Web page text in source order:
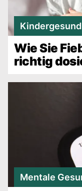
Wie Sie
richtig
Mentale